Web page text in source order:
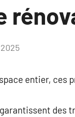
entier,
des